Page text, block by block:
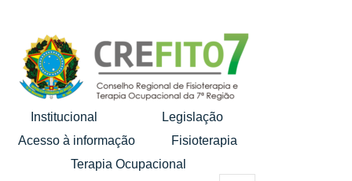
Institucional
Legislação
Acesso à informação
Fisioterapia
Terapia Ocupacional